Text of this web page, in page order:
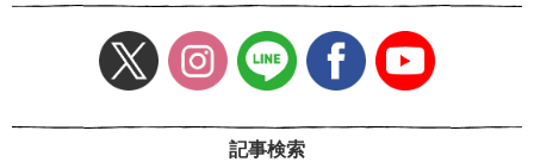
記事検索